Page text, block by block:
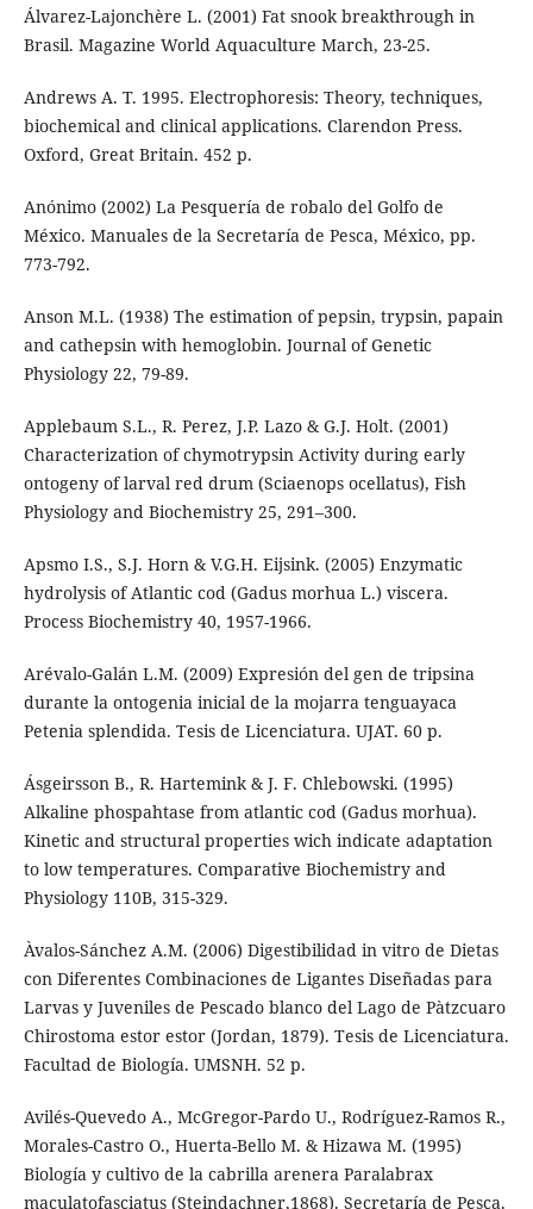
Álvarez-Lajonchère L. (2001) Fat snook breakthrough in
Brasil. Magazine World Aquaculture March, 23-25.
Andrews A. T. 1995. Electrophoresis: Theory, techniques,
biochemical and clinical applications. Clarendon Press.
Oxford, Great Britain. 452 p.
Anónimo (2002) La Pesquería de robalo del Golfo de
México. Manuales de la Secretaría de Pesca, México, pp.
773-792.
Anson M.L. (1938) The estimation of pepsin, trypsin, papain
and cathepsin with hemoglobin. Journal of Genetic
Physiology 22, 79-89.
Applebaum S.L., R. Perez, J.P. Lazo & G.J. Holt. (2001)
Characterization of chymotrypsin Activity during early
ontogeny of larval red drum (Sciaenops ocellatus), Fish
Physiology and Biochemistry 25, 291–300.
Apsmo I.S., S.J. Horn & V.G.H. Eijsink. (2005) Enzymatic
hydrolysis of Atlantic cod (Gadus morhua L.) viscera.
Process Biochemistry 40, 1957-1966.
Arévalo-Galán L.M. (2009) Expresión del gen de tripsina
durante la ontogenia inicial de la mojarra tenguayaca
Petenia splendida. Tesis de Licenciatura. UJAT. 60 p.
Ásgeirsson B., R. Hartemink & J. F. Chlebowski. (1995)
Alkaline phospahtase from atlantic cod (Gadus morhua).
Kinetic and structural properties wich indicate adaptation
to low temperatures. Comparative Biochemistry and
Physiology 110B, 315-329.
Àvalos-Sánchez A.M. (2006) Digestibilidad in vitro de Dietas
con Diferentes Combinaciones de Ligantes Diseñadas para
Larvas y Juveniles de Pescado blanco del Lago de Pàtzcuaro
Chirostoma estor estor (Jordan, 1879). Tesis de Licenciatura.
Facultad de Biología. UMSNH. 52 p.
Avilés-Quevedo A., McGregor-Pardo U., Rodríguez-Ramos R.,
Morales-Castro O., Huerta-Bello M. & Hizawa M. (1995)
Biología y cultivo de la cabrilla arenera Paralabrax
maculatofasciatus (Steindachner,1868). Secretaría de Pesca.